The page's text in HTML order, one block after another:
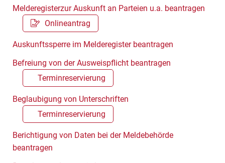
Melderegisterzur Auskunft an Parteien u.a. beantragen
Onlineantrag
Auskunftssperre im Melderegister beantragen
Befreiung von der Ausweispflicht beantragen
Terminreservierung
Beglaubigung von Unterschriften
Terminreservierung
Berichtigung von Daten bei der Meldebehörde
beantragen